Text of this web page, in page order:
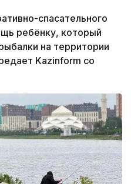
спасательного
ребёнку, который
на территории
Kazinform со